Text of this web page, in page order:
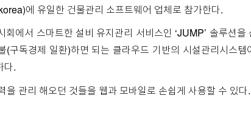
에 유일한 건물관리 소프트웨어 업체로 참가한다.
에서 스마트한 설비 유지관리 서비스인 ‘JUMP’ 솔루션
(구독경제 일환)하면 되는 클라우드 기반의 시설관리시스
다.
을 관리 해오던 것들을 웹과 모바일로 손쉽게 사용할 수 있